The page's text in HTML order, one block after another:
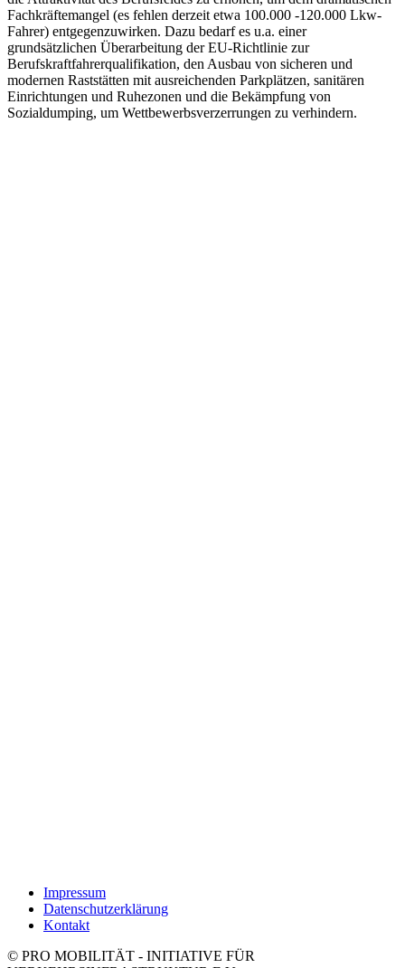
Fachkräftemangel (es fehlen derzeit etwa 100.000 -120.000 Lkw-
Fahrer) entgegenzuwirken. Dazu bedarf es u.a. einer
grundsätzlichen Überarbeitung der EU-Richtlinie zur
Berufskraftfahrerqualifikation, den Ausbau von sicheren und
modernen Raststätten mit ausreichenden Parkplätzen, sanitären
Einrichtungen und Ruhezonen und die Bekämpfung von
Sozialdumping, um Wettbewerbsverzerrungen zu verhindern.
Impressum
Datenschutzerklärung
Kontakt
© PRO MOBILITÄT - INITIATIVE FÜR